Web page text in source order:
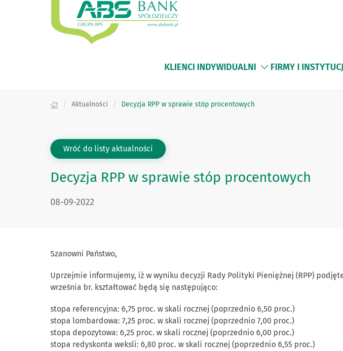
KLIENCI INDYWIDUALNI FIRMY I
Aktualności Decyzja RPP w sprawie stóp procentowych
Wróć do listy aktualności
Decyzja RPP w sprawie stóp procentowych
DATA PUBLIKACJI:
08-09-2022
Szanowni Państwo,
Uprzejmie informujemy, iż w wyniku decyzji Rady Polityki Pieniężnej (RPP)
września br. kształtować będą się następująco:
stopa referencyjna: 6,75 proc. w skali rocznej (poprzednio 6,50 proc.)
stopa lombardowa: 7,25 proc. w skali rocznej (poprzednio 7,00 proc.)
stopa depozytowa: 6,25 proc. w skali rocznej (poprzednio 6,00 proc.)
stopa redyskonta weksli: 6,80 proc. w skali rocznej (poprzednio 6,55 proc.)